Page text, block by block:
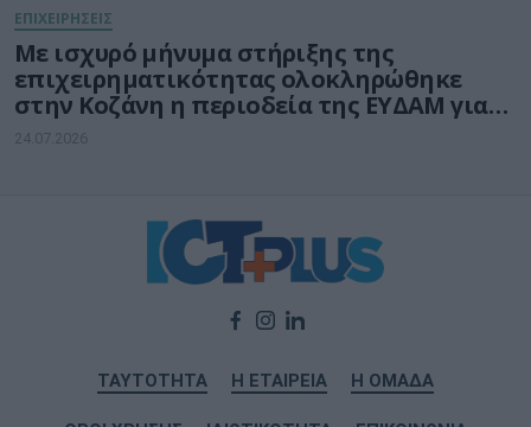
ΕΠΙΧΕΙΡΗΣΕΙΣ
Με ισχυρό μήνυμα στήριξης της
επιχειρηματικότητας ολοκληρώθηκε
στην Κοζάνη η περιοδεία της ΕΥΔΑΜ για
τις νέες δράσεις ύψους 140 εκατ. ευρώ
24.07.2026
ΤΑΥΤΟΤΗΤΑ Η ΕΤΑΙΡΕΙΑ Η ΟΜΑΔΑ